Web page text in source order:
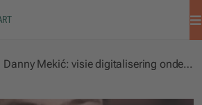
Danny Mekić: visie digitalisering onderwijs